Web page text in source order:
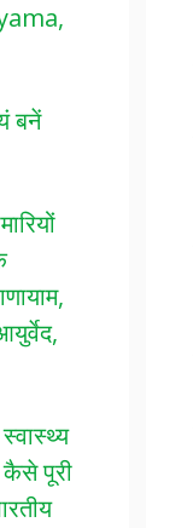
बनें
कैसे पूरी